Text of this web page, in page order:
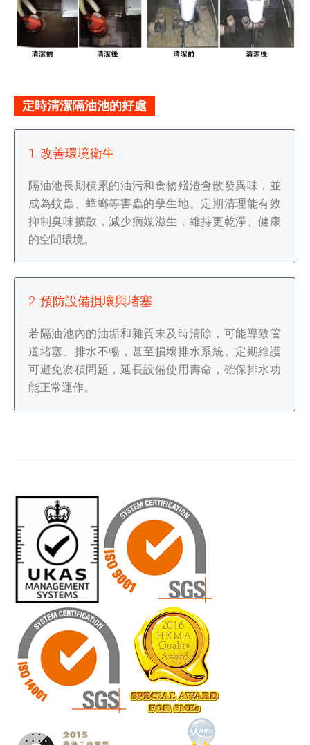
定時清潔隔油池的好處
1. 改善環境衛生
隔油池長期積累的油污和食物殘渣會散發異味，並
成為蚊蟲、蟑螂等害蟲的孳生地。定期清理能有效
抑制臭味擴散，減少病媒滋生，維持更乾淨、健康
的空間環境。
2. 預防設備損壞與堵塞
若隔油池內的油垢和雜質未及時清除，可能導致管
道堵塞、排水不暢，甚至損壞排水系統。定期維護
可避免淤積問題，延長設備使用壽命，確保排水功
能正常運作。